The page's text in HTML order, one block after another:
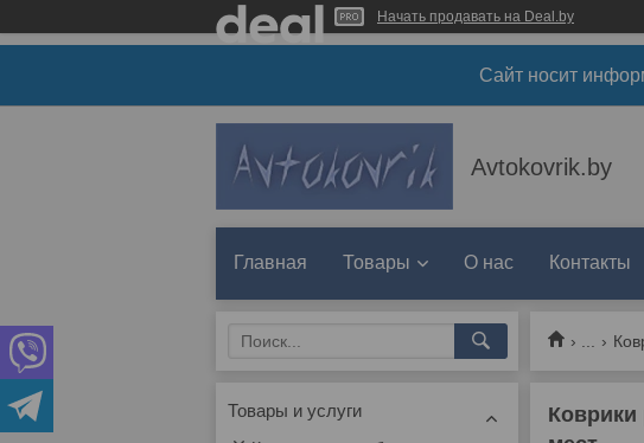
Начать продавать на Deal.by
Сайт носит
Avtokovrik.by
Главная Товары О нас Контакты
Коврики
Товары и услуги